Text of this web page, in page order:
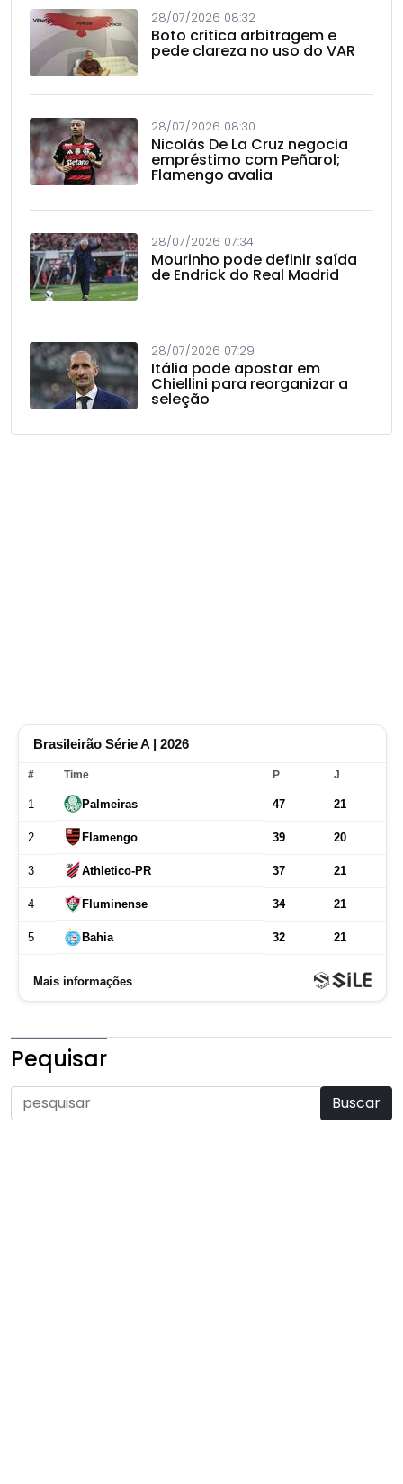
28/07/2026 08:32
Boto critica arbitragem e
pede clareza no uso do VAR
28/07/2026 08:30
Nicolás De La Cruz negocia
empréstimo com Peñarol;
Flamengo avalia
28/07/2026 07:34
Mourinho pode definir saída
de Endrick do Real Madrid
28/07/2026 07:29
Itália pode apostar em
Chiellini para reorganizar a
seleção
Pequisar